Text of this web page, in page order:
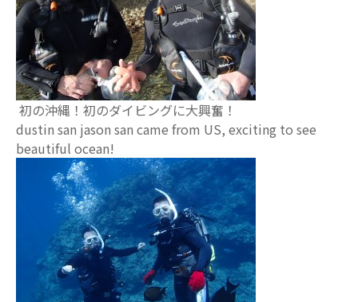
初の沖縄！初のダイビングに大興奮！
dustin san jason san came from US, exciting to see
beautiful ocean!